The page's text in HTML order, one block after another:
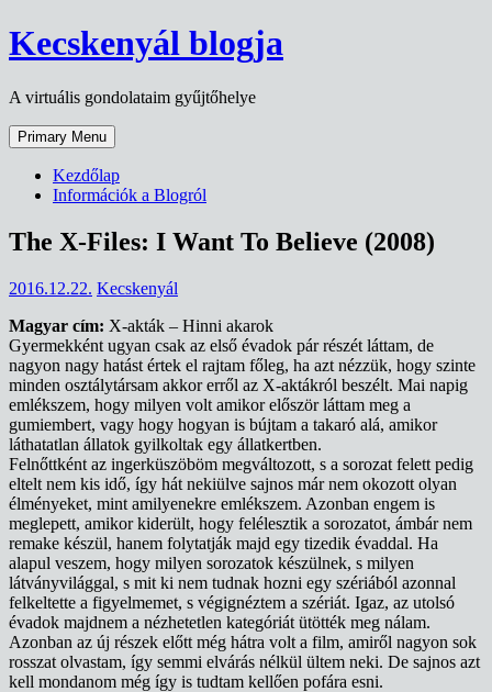
Skip
to
Kecskenyál blogja
A virtuális gondolataim gyűjtőhelye
Primary Menu
Kezdőlap
Információk a Blogról
The X-Files: I Want To Believe (2008)
2016.12.22. Kecskenyál
Magyar cím: X-akták – Hinni akarok
Gyermekként ugyan csak az első évadok pár részét láttam, de
nagyon nagy hatást értek el rajtam főleg, ha azt nézzük, hogy szinte
minden osztálytársam akkor erről az X-aktákról beszélt. Mai napig
emlékszem, hogy milyen volt amikor először láttam meg a
gumiembert, vagy hogy hogyan is bújtam a takaró alá, amikor
láthatatlan állatok gyilkoltak egy állatkertben.
Felnőttként az ingerküszöböm megváltozott, s a sorozat felett pedig
eltelt nem kis idő, így hát nekiülve sajnos már nem okozott olyan
élményeket, mint amilyenekre emlékszem. Azonban engem is
meglepett, amikor kiderült, hogy felélesztik a sorozatot, ámbár nem
remake készül, hanem folytatják majd egy tizedik évaddal. Ha
alapul veszem, hogy milyen sorozatok készülnek, s milyen
látványvilággal, s mit ki nem tudnak hozni egy szériából azonnal
felkeltette a figyelmemet, s végignéztem a szériát. Igaz, az utolsó
évadok majdnem a nézhetetlen kategóriát ütötték meg nálam.
Azonban az új részek előtt még hátra volt a film, amiről nagyon sok
rosszat olvastam, így semmi elvárás nélkül ültem neki. De sajnos azt
kell mondanom még így is tudtam kellően pofára esni.